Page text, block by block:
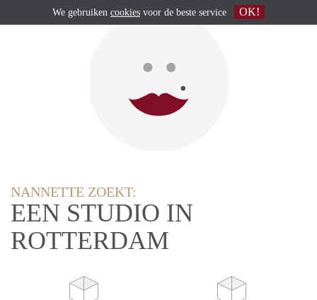
NANNETTE ZOEKT:
EEN STUDIO IN
ROTTERDAM
We gebruiken cookies voor de beste service OK!